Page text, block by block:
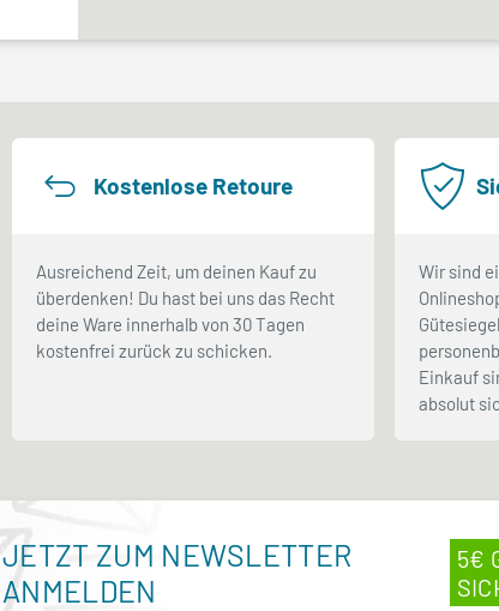
Kostenlose Retoure
Ausreichend Zeit, um deinen Kauf zu
überdenken! Du hast bei uns das Recht
deine Ware innerhalb von 30 Tagen
kostenfrei zurück zu schicken.
Wir sind
Einkauf
absolut
JETZT ZUM NEWSLETTER
ANMELDEN
5€